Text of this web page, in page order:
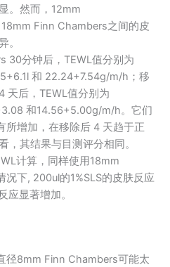
。然而，12mm
Finn Chambers之间的皮
。
30分钟后，TEWL值分别为
和 22.24+7.54g/m/h；移
天后，TEWL值分别为
和14.56+5.00g/m/h。它们
所增加，在移除后 4 天趋于正
，其结果与目测评分相同。
计算，同样使用18mm
况下, 200ul的1%SLS的皮肤反应
应显著增加。
径8mm Finn Chambers可能太